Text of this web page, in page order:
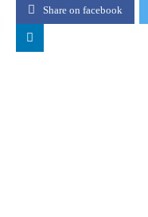
Share on facebook